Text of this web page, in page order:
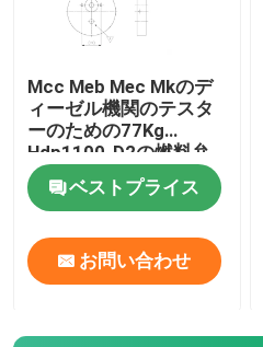
燃料弁テスト装置
油圧ボルト引張り
水圧シリンダジャック
空気のトルク レンチ
Mcc Meb Mec Mkのデ
ィーゼル機関のテスタ
ーのための77Kg
Hdp1100-D2の燃料弁
テスト装置
ベストプライス
お問い合わせ